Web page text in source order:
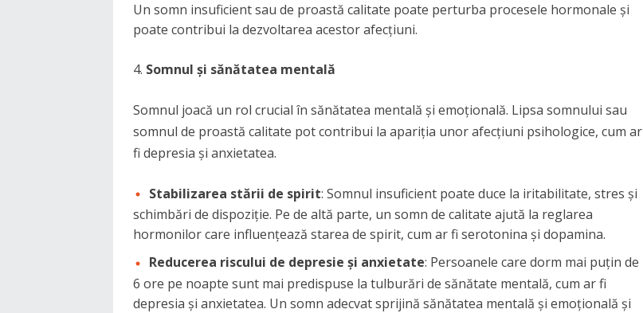
Un somn insuficient sau de proastă calitate poate perturba procesele hormonale și
poate contribui la dezvoltarea acestor afecțiuni.
Somnul și sănătatea mentală
Somnul joacă un rol crucial în sănătatea mentală și emoțională. Lipsa somnului sau
somnul de proastă calitate pot contribui la apariția unor afecțiuni psihologice, cum ar
fi depresia și anxietatea.
Stabilizarea stării de spirit: Somnul insuficient poate duce la iritabilitate, stres și
schimbări de dispoziție. Pe de altă parte, un somn de calitate ajută la reglarea
hormonilor care influențează starea de spirit, cum ar fi serotonina și dopamina.
Reducerea riscului de depresie și anxietate: Persoanele care dorm mai puțin de
6 ore pe noapte sunt mai predispuse la tulburări de sănătate mentală, cum ar fi
depresia și anxietatea. Un somn adecvat sprijină sănătatea mentală și emoțională și